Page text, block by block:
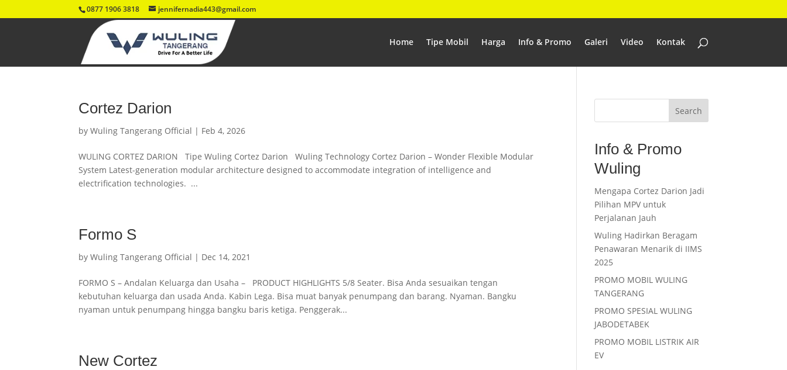
0877 1906 3818 jennifernadia443@gmail.com
Home Tipe Mobil Harga Info & Promo Galeri Video Kontak
Cortez Darion
byWuling Tangerang Official | Feb 4, 2026
WULING CORTEZ DARION Tipe Wuling Cortez Darion Wuling Technology Cortez Darion – Wonder Flexible Modular
System Latest-generation modular architecture designed to accommodate integration of intelligence and
electrification technologies. ...
Formo S
byWuling Tangerang Official | Dec 14, 2021
FORMO S – Andalan Keluarga dan Usaha – PRODUCT HIGHLIGHTS 5/8 Seater. Bisa Anda sesuaikan tengan
kebutuhan keluarga dan usada Anda. Kabin Lega. Bisa muat banyak penumpang dan barang. Nyaman. Bangku
nyaman untuk penumpang hingga bangku baris ketiga. Penggerak...
New Cortez
Search
Info & Promo
Wuling
Mengapa Cortez Darion Jadi
Pilihan MPV untuk
Perjalanan Jauh
Wuling Hadirkan Beragam
Penawaran Menarik di IIMS
2025
PROMO MOBIL WULING
TANGERANG
PROMO SPESIAL WULING
JABODETABEK
PROMO MOBIL LISTRIK AIR
EV